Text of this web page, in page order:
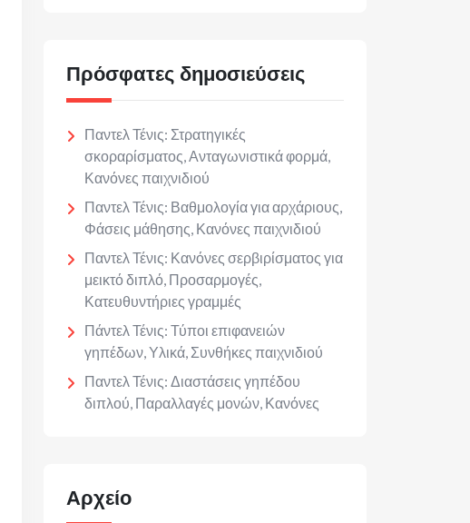
Πρόσφατες δημοσιεύσεις
Παντελ Τένις: Στρατηγικές
σκοραρίσματος, Ανταγωνιστικά φορμά,
Κανόνες παιχνιδιού
Παντελ Τένις: Βαθμολογία για αρχάριους,
Φάσεις μάθησης, Κανόνες παιχνιδιού
Παντελ Τένις: Κανόνες σερβιρίσματος για
μεικτό διπλό, Προσαρμογές,
Κατευθυντήριες γραμμές
Πάντελ Τένις: Τύποι επιφανειών
γηπέδων, Υλικά, Συνθήκες παιχνιδιού
Παντελ Τένις: Διαστάσεις γηπέδου
διπλού, Παραλλαγές μονών, Κανόνες
Αρχείο